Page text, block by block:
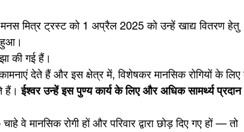
मित्र ट्रस्ट को 1 अप्रैल 2025 को उन्हें खाद्य वितरण हेतु
हुआ।
की गई हैं।
देते हैं और इस क्षेत्र में, विशेषकर मानसिक रोगियों के लिए
हैं। ईश्वर उन्हें इस पुण्य कार्य के लिए और अधिक सामर्थ्य प्रदान
वे मानसिक रोगी हों और परिवार द्वारा छोड़ दिए गए हों — तो